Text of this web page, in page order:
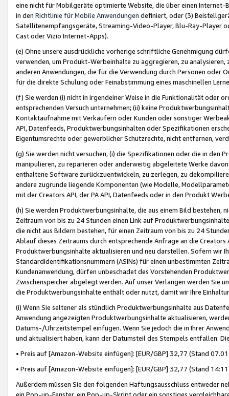
eine nicht für Mobilgeräte optimierte Website, die über einen
in den Richtlinie für Mobile Anwendungen definiert, oder (3)
Satellitenempfangsgeräte, Streaming-Video-Player, Blu-Ray-Player
Cast oder Vizio Internet-Apps).
(e) Ohne unsere ausdrückliche vorherige schriftliche Genehmigung
verwenden, um Produkt-Werbeinhalte zu aggregieren, zu
anderen Anwendungen, die für die Verwendung durch Personen
für die direkte Schulung oder Feinabstimmung eines maschinellen
(f) Sie werden (i) nicht in irgendeiner Weise in die Funktionalität oder
entsprechenden Versuch unternehmen; (ii) keine
Kontaktaufnahme mit Verkäufern oder Kunden oder sonstiger
API, Datenfeeds, Produktwerbungsinhalten oder Spezifikationen
Eigentumsrechte oder gewerblicher Schutzrechte, nicht entfernen,
(g) Sie werden nicht versuchen, (i) die Spezifikationen oder die in
manipulieren, zu reparieren oder anderweitig abgeleitete Werke
enthaltene Software zurückzuentwickeln, zu zerlegen, zu
andere zugrunde liegende Komponenten (wie Modelle,
mit der Creators API, der PA API, Datenfeeds oder in den Produkt
(h) Sie werden Produktwerbungsinhalte, die aus einem Bild bestehen,
Zeitraum von bis zu 24 Stunden einen Link auf
die nicht aus Bildern bestehen, für einen Zeitraum von bis zu 24
Ablauf dieses Zeitraums durch entsprechende Anfrage an die
Produktwerbungsinhalte aktualisieren und neu darstellen. Sofern wir
Standardidentifikationsnummern (ASINs) für einen unbestimmten
Kundenanwendung, dürfen unbeschadet des Vorstehenden
Zwischenspeicher abgelegt werden. Auf unser Verlangen werden Sie
die Produktwerbungsinhalte enthält oder nutzt, damit wir Ihre
(i) Wenn Sie seltener als stündlich Produktwerbungsinhalte aus
Anwendung angezeigten Produktwerbungsinhalte aktualisieren,
Datums-/Uhrzeitstempel einfügen. Wenn Sie jedoch die in Ihrer
und aktualisiert haben, kann der Datumsteil des Stempels entfallen.
• Preis auf [Amazon-Website einfügen]: [EUR/GBP] 32,77 (Stand
• Preis auf [Amazon-Website einfügen]: [EUR/GBP] 32,77 (Stand
Außerdem müssen Sie den folgenden Haftungsausschluss entweder
ein Pop-up-Fenster, ein Pop-up-Skript oder ein sonstiges